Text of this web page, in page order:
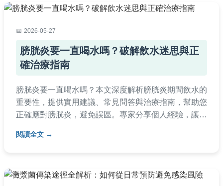
2026-05-27
膀胱炎要一直喝水嗎？破解飲水迷思與正
確治療指南
膀胱炎要一直喝水嗎？本文深度解析膀胱炎期間飲水的
重要性，提供實用建議、常見問答與治療指南，幫助您
正確應對膀胱炎，避免誤區。專家分享個人經驗，讓您
閱讀全文